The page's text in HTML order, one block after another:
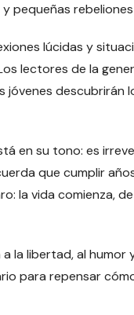
pequeñas
lúcidas y
lectores de la
jóvenes descubrirán
en su tono: es
que cumplir
la vida comienza,
la libertad, al humor
para repensar